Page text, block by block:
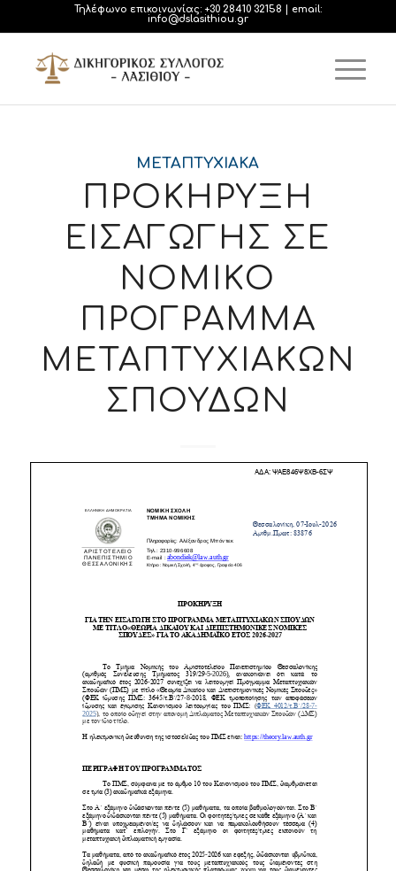
Τηλέφωνο επικοινωνίας: +30 28410 32158 | email:
info@dslasithiou.gr
ΜΕΤΑΠΤΥΧΙΑΚΑ
ΠΡΟΚΗΡΥΞΗ
ΕΙΣΑΓΩΓΗΣ ΣΕ
ΝΟΜΙΚΟ
ΠΡΟΓΡΑΜΜΑ
ΜΕΤΑΠΤΥΧΙΑΚΩΝ
ΣΠΟΥΔΩΝ